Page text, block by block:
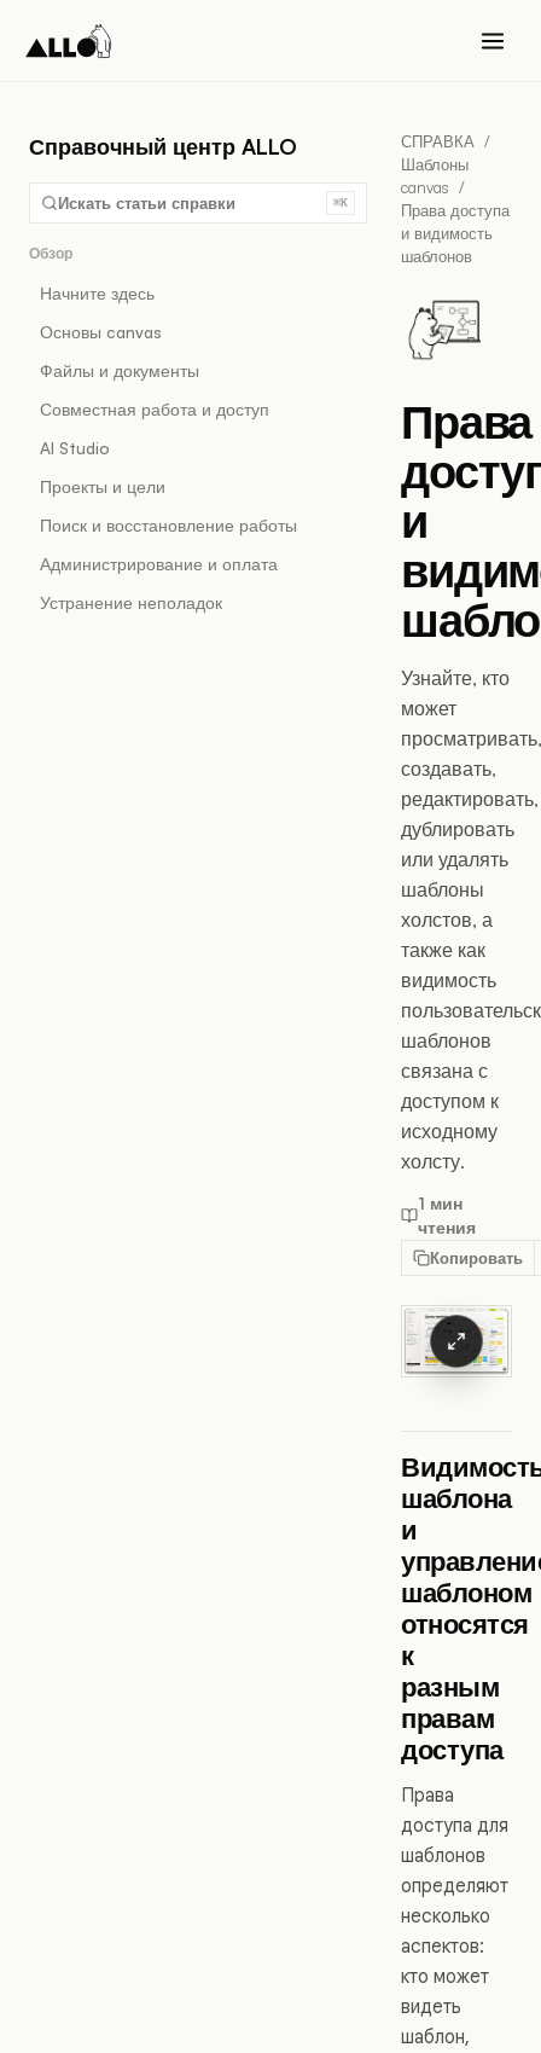
Справочный центр ALLO
Искать статьи справки ⌘K
Обзор
Начните здесь
Основы canvas
Файлы и документы
Совместная работа и доступ
AI Studio
Проекты и цели
Поиск и восстановление работы
Администрирование и оплата
Устранение неполадок
СПРАВКА /
Шаблоны
canvas /
Права доступа
и видимость
шаблонов
Права
и
Узнайте, кто
может
просматривать,
создавать,
редактировать,
дублировать
или удалять
шаблоны
холстов, а
также как
видимость
шаблонов
связана с
доступом к
исходному
холсту.
1 мин
чтения
Копировать
шаблона
и
шаблоном
относятся
к
разным
правам
доступа
Права
доступа для
шаблонов
определяют
несколько
аспектов:
кто может
видеть
шаблон,